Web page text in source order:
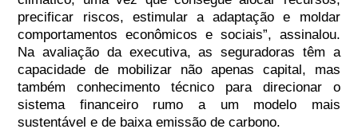
precificar riscos, estimular a adaptação e moldar
comportamentos econômicos e sociais”, assinalou.
Na avaliação da executiva, as seguradoras têm a
capacidade de mobilizar não apenas capital, mas
também conhecimento técnico para direcionar o
sistema financeiro rumo a um modelo mais
sustentável e de baixa emissão de carbono.